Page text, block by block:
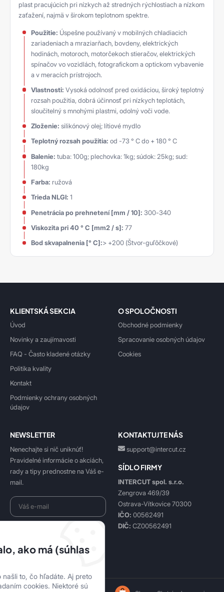
plast pracujúcich pri nízkych až stredných rýchlostiach a nízkom
zaťažení, najmä v širokom teplotnom spektre.
Použitie: Úspešne používaný v mobilných chladiacich
zariadeniach a mraziarňach, bovdeny, elektrických
hodinách, motoroch, motorčekoch stieračov, elektrických
spínačov vo vozidlách, fotografickom a optickom vybavenie
a v meracích prístrojoch.
Vlastnosti: Vysoká odolnosť pred oxidáciou, široký teplotný
rozsah použitia, dobrá účinnosť pri nízkych teplotách,
sloučitelný s mnohými plastmi, odolný voči vode.
Zloženie: silikónový olej; lítiové mydlo
Teplotný rozsah použitia: od -73 ° C do + 180 ° C
Balenie: tuba: 100g; plechovka: 1kg; súdok: 25kg; sud:
180kg
Farba: ružová
Trieda NLGI: 1
Penetrácia po prehnetení [mm / 10]: 300-340
Viskozita pri 40 ° C [mm2 / s]: 77
Bod skvapalnenia [° C]:> +200 (Štvor-guľôčkové)
KLIENTSKÁ SEKCIA
Úvod
Novinky a zaujímavosti
FAQ - Často kladené otázky
Politika kvality
Kontakt
Podmienky ochrany osobných
údajov
O SPOLOČNOSTI
Obchodné podmienky
Spracovanie osobných údajov
Cookies
NEWSLETTER
Nenechajte si nič uniknúť!
Pravidelné informácie o akciách,
rady a tipy prednostne na Váš e-
mail.
Prihlásiť sa k odberu
KONTAKTUJTE NÁS
support@intercut.cz
SÍDLO FIRMY
INTERCUT spol. s.r.o.
Zengrova 469/39
Ostrava-Vítkovice 70300
IČO: 00562491
DIČ: CZ00562491
ako má (súhlas
to, čo hľadáte. Aj preto
cookies. Niektoré sú